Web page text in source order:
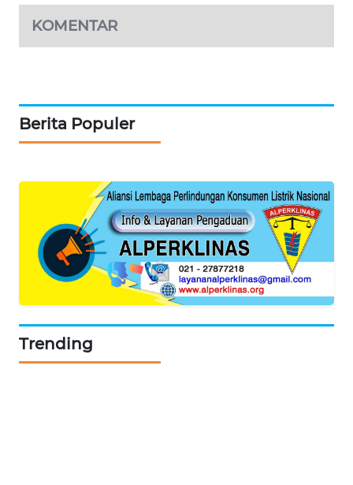
KOMENTAR
Berita Populer
Trending
WAHANA
TRAVEL
WAHANANEWS
ID
WAHANANEWS
WAHANANEWS
NET
WAHANA